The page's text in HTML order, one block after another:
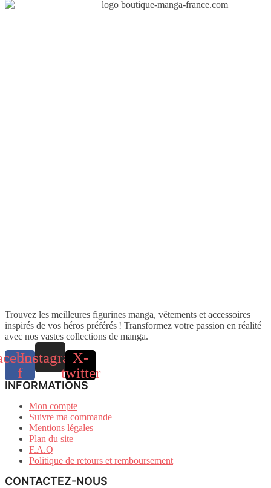
Trouvez les meilleures figurines manga, vêtements et accessoires
inspirés de vos héros préférés ! Transformez votre passion en réalité
avec nos vastes collections de manga.
f
InstagramX-
twitter
INFORMATIONS
Mon compte
Suivre ma commande
Mentions légales
Plan du site
F.A.Q
Politique de retours et remboursement
CONTACTEZ-NOUS